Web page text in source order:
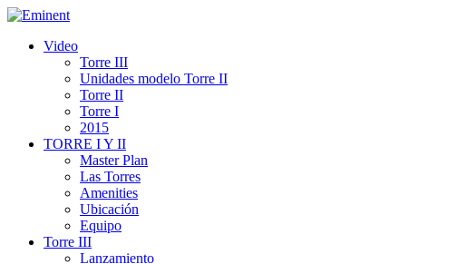
Video
Torre III
Unidades modelo Torre II
Torre II
Torre I
2015
TORRE I Y II
Master Plan
Las Torres
Amenities
Ubicación
Equipo
Torre III
Lanzamiento